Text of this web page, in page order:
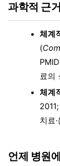
과학적 근거
체계
(
료의
체계
치료
언제 병원